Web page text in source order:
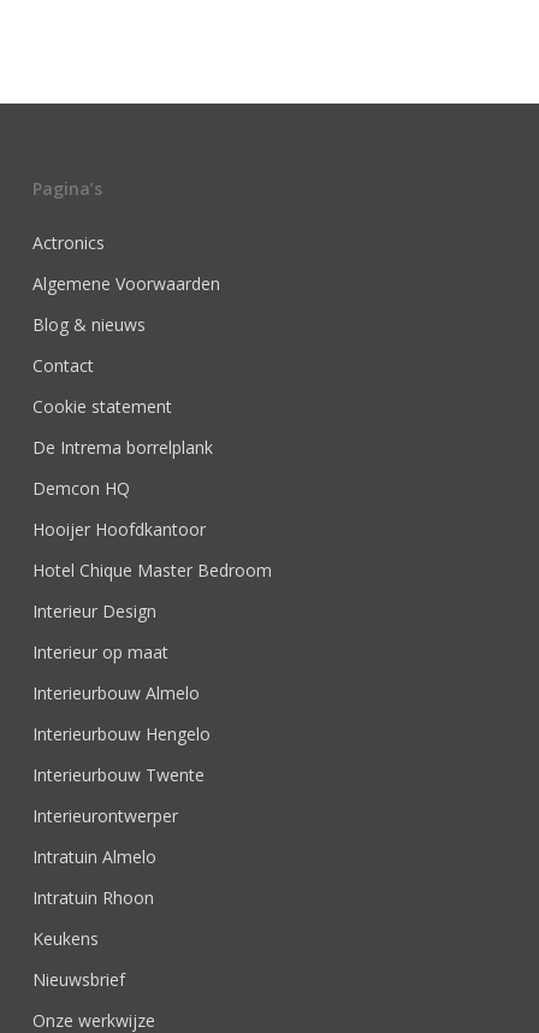
Pagina’s
Actronics
Algemene Voorwaarden
Blog & nieuws
Contact
Cookie statement
De Intrema borrelplank
Demcon HQ
Hooijer Hoofdkantoor
Hotel Chique Master Bedroom
Interieur Design
Interieur op maat
Interieurbouw Almelo
Interieurbouw Hengelo
Interieurbouw Twente
Interieurontwerper
Intratuin Almelo
Intratuin Rhoon
Keukens
Nieuwsbrief
Onze werkwijze